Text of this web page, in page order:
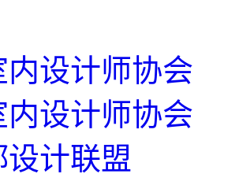
内设计师协会
设计师协会
计联盟